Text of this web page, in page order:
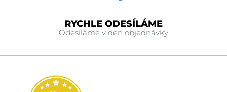
RYCHLE ODESÍLÁME
Odesíláme v den objednávky